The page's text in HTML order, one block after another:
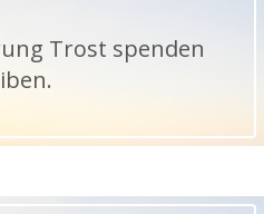
Trost spenden